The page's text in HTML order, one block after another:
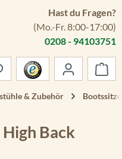
Hast du Fragen?
(Mo.-Fr. 8:00-17:00)
0208 - 94103751
& Zubehör Bootssitze
Back